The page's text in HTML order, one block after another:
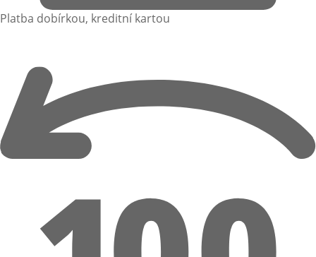
Platba dobírkou, kreditní kartou